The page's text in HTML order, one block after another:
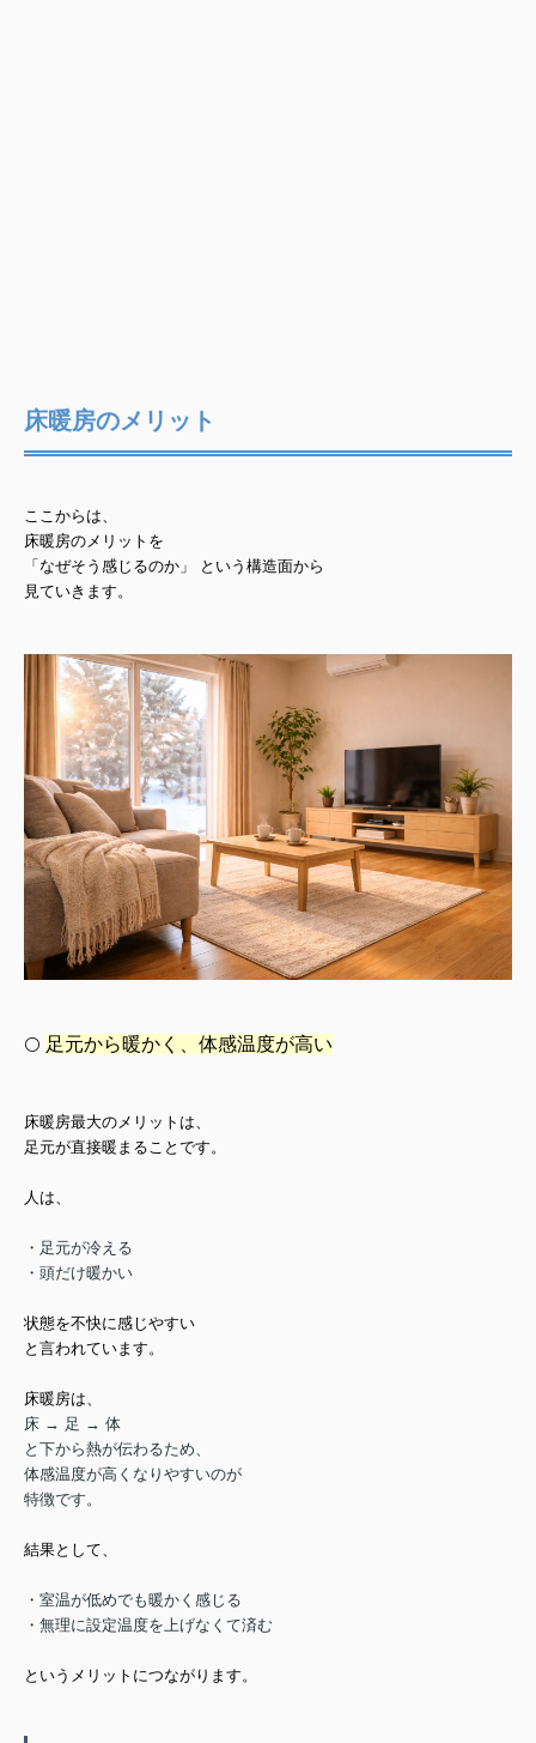
床暖房のメリット
ここからは、
床暖房のメリットを
「なぜそう感じるのか」
という構造面から
見ていきます。
⚪️ 足元から暖かく、体感温度が高い
床暖房最大のメリットは、
足元が直接暖まること です。
人は、
・足元が冷える
・頭だけ暖かい
状態を不快に感じやすい
と言われています。
床暖房は、
床 → 足 → 体
と下から熱が伝わるため、
体感温度が高くなりやすいのが
特徴です。
結果として、
・室温が低めでも暖かく感じる
・無理に設定温度を上げなくて済む
というメリットにつながります。